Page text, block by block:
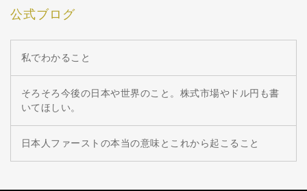
公式ブログ
私でわかること
そろそろ今後の日本や世界のこと。株式市場やドル円も書
いてほしい。
日本人ファーストの本当の意味とこれから起こること